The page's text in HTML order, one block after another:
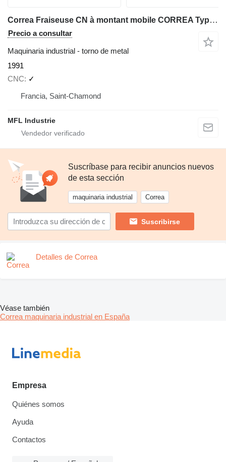
Correa Fraiseuse CN à montant mobile CORREA Type L30/58 CF 40/30
Precio a consultar
Maquinaria industrial - torno de metal
1991
CNC
✓
Francia, Saint-Chamond
MFL Industrie
Suscríbase para recibir anuncios nuevos
de esta sección
maquinaria industrial Correa
Suscribirse
Detalles de Correa
Véase también
Correa maquinaria industrial en España
Empresa
Quiénes somos
Ayuda
Contactos